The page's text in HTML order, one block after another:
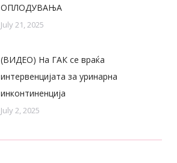
ОПЛОДУВАЊА
July 21, 2025
(ВИДЕО) На ГАК се враќа
интервенцијата за уринарна
инконтиненција
July 2, 2025